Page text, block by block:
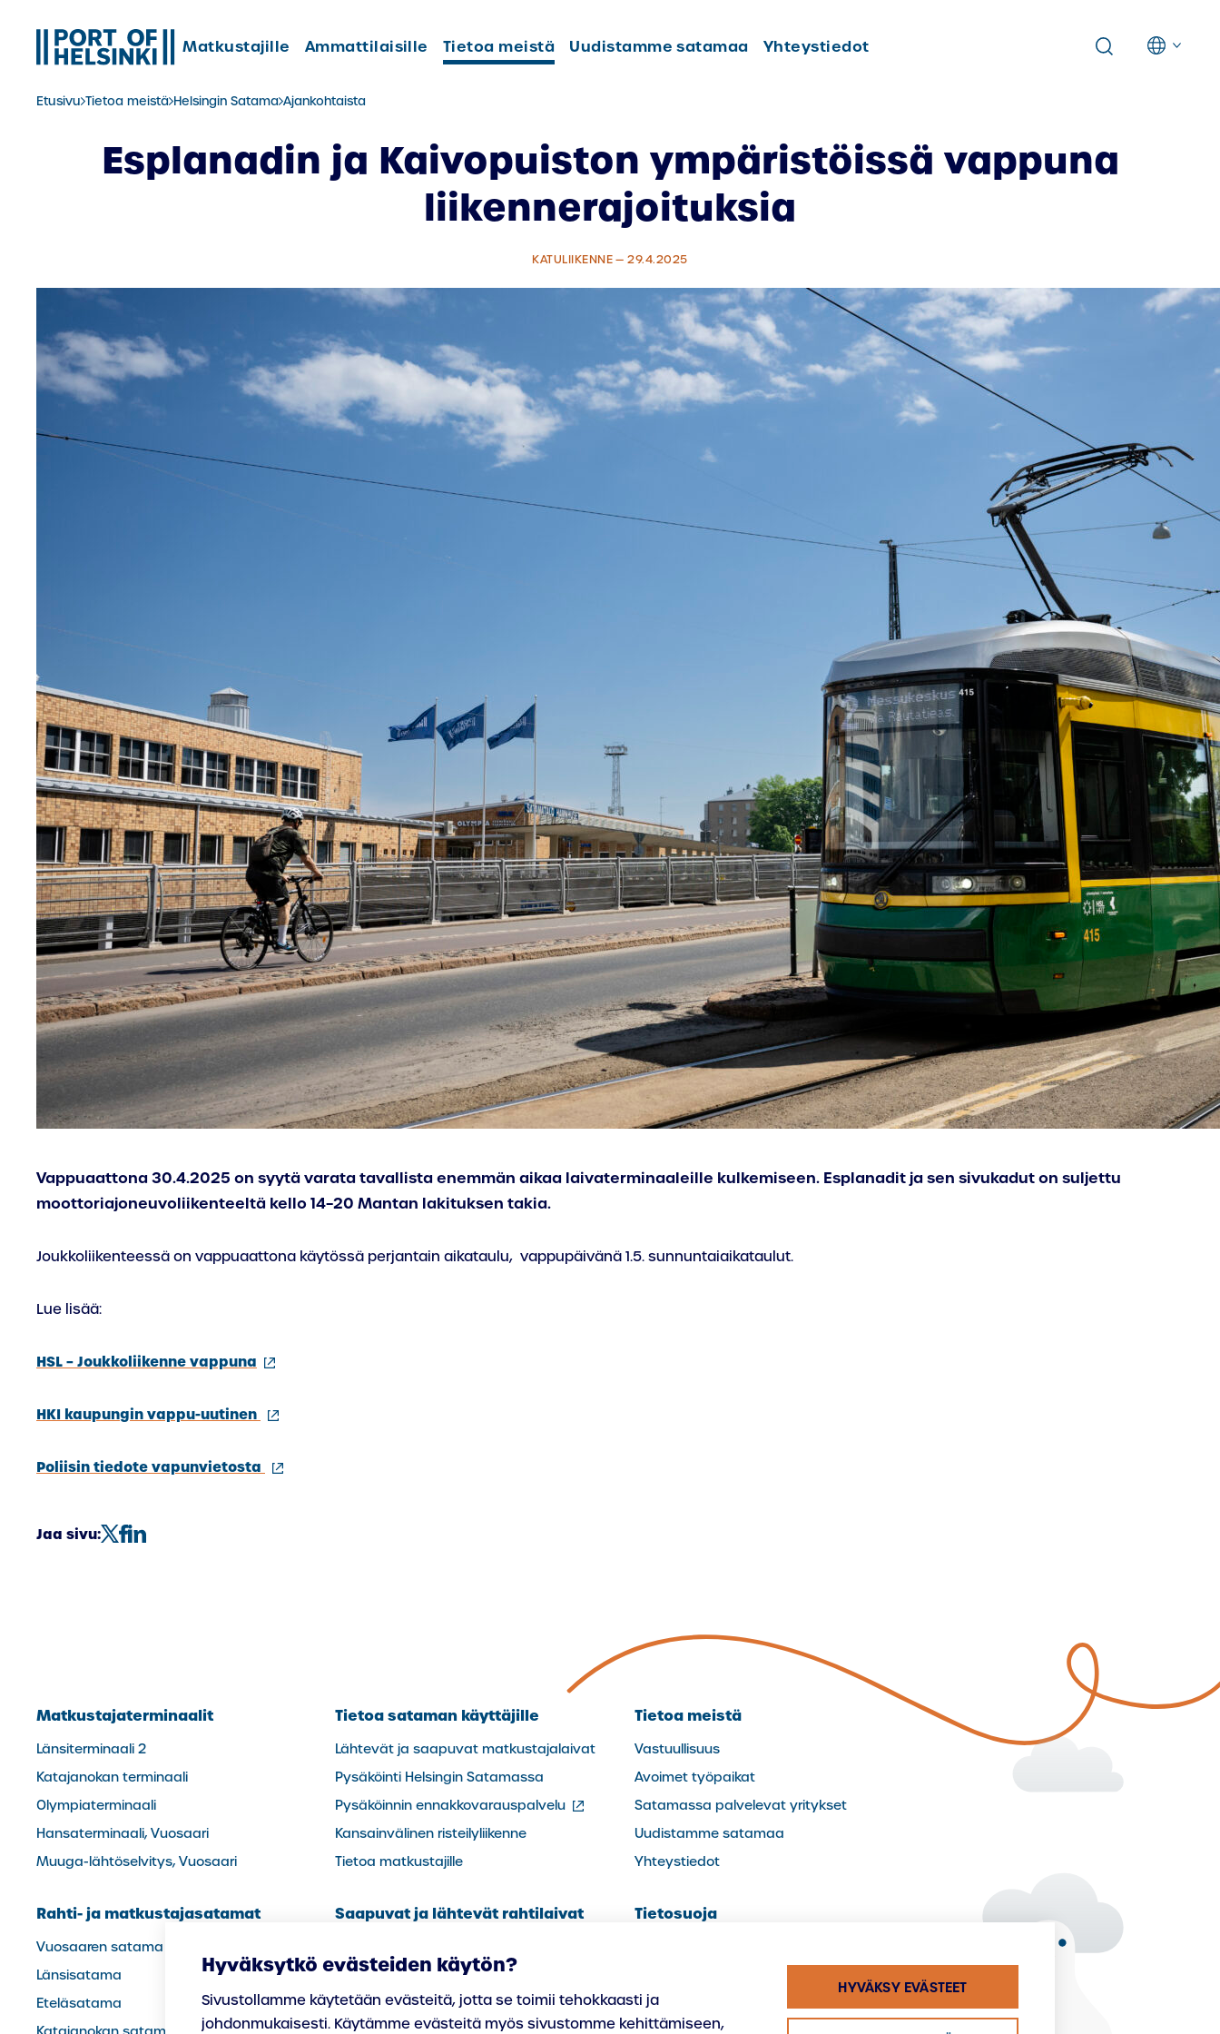
sisältöön
Matkustajille Ammattilaisille Tietoa meistä Uudistamme satamaa Yhteystiedot
Etusivu Tietoa meistä Helsingin Satama Ajankohtaista
Esplanadin ja Kaivopuiston ympäristöissä vappuna
liikennerajoituksia
KATULIIKENNE — 29.4.2025
Vappuaattona 30.4.2025 on syytä varata tavallista enemmän aikaa laivaterminaaleille kulkemiseen. Esplanadit ja sen sivukadut on suljettu
moottoriajoneuvoliikenteeltä kello 14–20 Mantan lakituksen takia.
Joukkoliikenteessä on vappuaattona käytössä perjantain aikataulu, vappupäivänä 1.5. sunnuntaiaikataulut.
Lue lisää:
HSL – Joukkoliikenne vappuna (ulkoinen
HKI kaupungin vappu-uutinen (ulkoinen
Poliisin tiedote vapunvietosta
(ulkoinen
Jaa sivu:
Matkustajaterminaalit
Länsiterminaali 2
Katajanokan terminaali
Olympiaterminaali
Hansaterminaali, Vuosaari
Muuga-lähtöselvitys, Vuosaari
Rahti- ja matkustajasatamat
Vuosaaren satama
Länsisatama
Eteläsatama
Tietoa sataman käyttäjille
Lähtevät ja saapuvat matkustajalaivat
Pysäköinti Helsingin Satamassa
Pysäköinnin ennakkovarauspalvelu(ulkoinen
linkki)
Kansainvälinen risteilyliikenne
Tietoa matkustajille
Saapuvat ja lähtevät rahtilaivat
Ohjeet
Vuosaari Harbour Today
Tietoa meistä
Vastuullisuus
Avoimet työpaikat
Satamassa palvelevat yritykset
Uudistamme satamaa
Yhteystiedot
Tietosuoja
Hyväksytkö evästeiden käytön?
Sivustollamme käytetään evästeitä, jotta se toimii tehokkaasti ja
johdonmukaisesti. Käytämme evästeitä myös sivustomme kehittämiseen,
HYVÄKSY EVÄSTEET